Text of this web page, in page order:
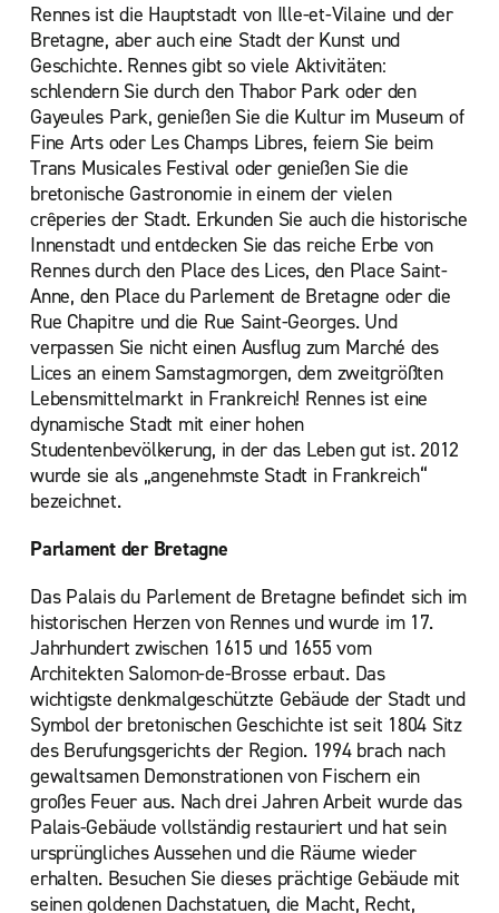
Rennes ist die Hauptstadt von Ille-et-Vilaine und der
Bretagne, aber auch eine Stadt der Kunst und
Geschichte. Rennes gibt so viele Aktivitäten:
schlendern Sie durch den Thabor Park oder den
Gayeules Park, genießen Sie die Kultur im Museum of
Fine Arts oder Les Champs Libres, feiern Sie beim
Trans Musicales Festival oder genießen Sie die
bretonische Gastronomie in einem der vielen
crêperies der Stadt. Erkunden Sie auch die historische
Innenstadt und entdecken Sie das reiche Erbe von
Rennes durch den Place des Lices, den Place Saint-
Anne, den Place du Parlement de Bretagne oder die
Rue Chapitre und die Rue Saint-Georges. Und
verpassen Sie nicht einen Ausflug zum Marché des
Lices an einem Samstagmorgen, dem zweitgrößten
Lebensmittelmarkt in Frankreich! Rennes ist eine
dynamische Stadt mit einer hohen
Studentenbevölkerung, in der das Leben gut ist. 2012
wurde sie als „angenehmste Stadt in Frankreich“
bezeichnet.
Parlament der Bretagne
Das Palais du Parlement de Bretagne befindet sich im
historischen Herzen von Rennes und wurde im 17.
Jahrhundert zwischen 1615 und 1655 vom
Architekten Salomon-de-Brosse erbaut. Das
wichtigste denkmalgeschützte Gebäude der Stadt und
Symbol der bretonischen Geschichte ist seit 1804 Sitz
des Berufungsgerichts der Region. 1994 brach nach
gewaltsamen Demonstrationen von Fischern ein
großes Feuer aus. Nach drei Jahren Arbeit wurde das
Palais-Gebäude vollständig restauriert und hat sein
ursprüngliches Aussehen und die Räume wieder
erhalten. Besuchen Sie dieses prächtige Gebäude mit
seinen goldenen Dachstatuen, die Macht, Recht,